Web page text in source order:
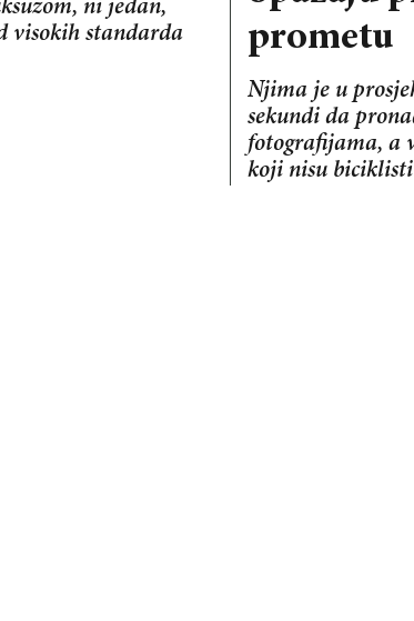
ni jedan,
visokih standarda
prometu
Njima je u
sekundi da
fotografijama, a
koji nisu biciklisti